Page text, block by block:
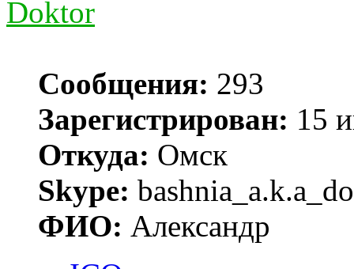
Doktor
Сообщения: 293
Зарегистрирован: 15
Откуда: Омск
Skype:
ФИО: Александр